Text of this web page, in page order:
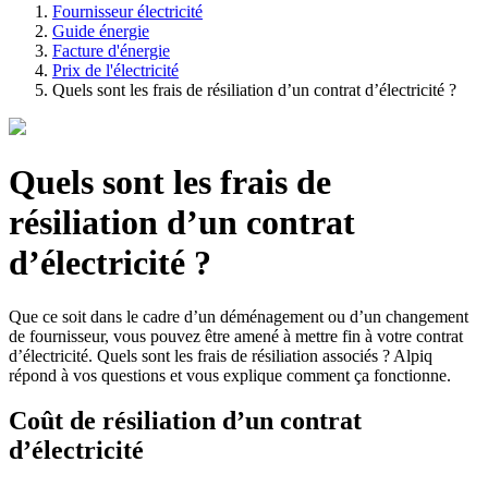
Fournisseur électricité
Guide énergie
Facture d'énergie
Prix de l'électricité
Quels sont les frais de résiliation d’un contrat d’électricité ?
Quels sont les frais de
résiliation d’un contrat
d’électricité ?
Que ce soit dans le cadre d’un déménagement ou d’un changement
de fournisseur, vous pouvez être amené à mettre fin à votre contrat
d’électricité. Quels sont les frais de résiliation associés ? Alpiq
répond à vos questions et vous explique comment ça fonctionne.
Coût de résiliation d’un contrat
d’électricité